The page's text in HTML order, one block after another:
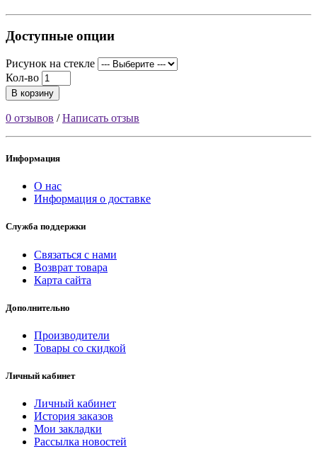
Доступные опции
Рисунок на стекле
Кол-во
В корзину
0 отзывов /Написать отзыв
Информация
О нас
Информация о доставке
Служба поддержки
Связаться с нами
Возврат товара
Карта сайта
Дополнительно
Производители
Товары со скидкой
Личный кабинет
Личный кабинет
История заказов
Мои закладки
Рассылка новостей